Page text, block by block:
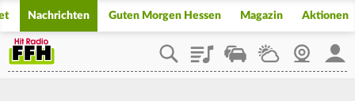
Nachrichten Guten Morgen Hessen Magazin Aktionen
PlaylistStaupilotWetterWebcam